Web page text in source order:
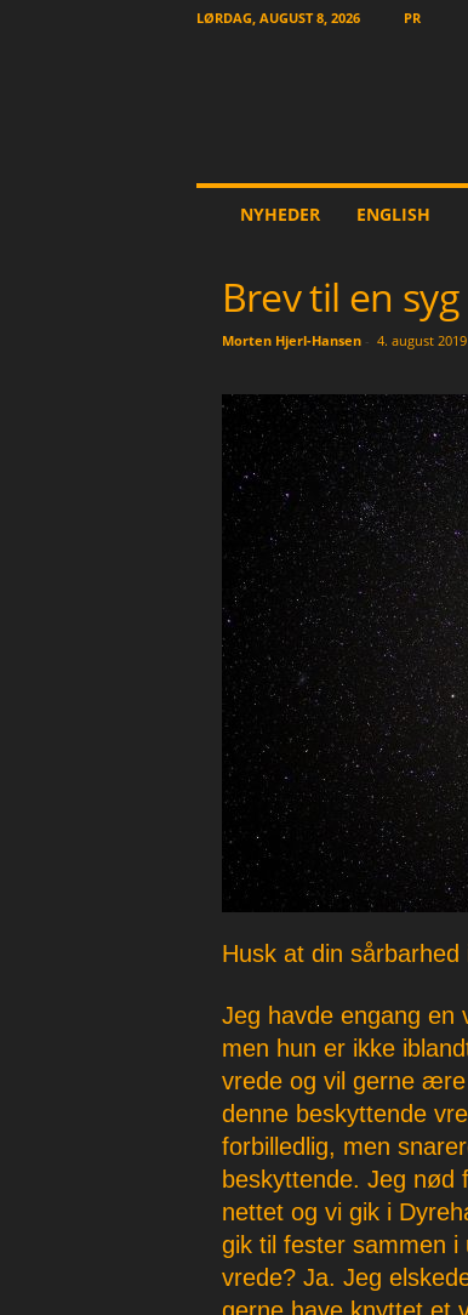
LØRDAG, AUGUST 8, 2026 PR
NYHEDER ENGLISH
Brev til en
Morten Hjerl-Hansen- 4. august 2019
Husk at din
Jeg havde engang en
men hun er ikke
vrede og vil gerne
denne beskyttende
forbilledlig, men
beskyttende. Jeg nød
nettet og vi gik i
gik til fester sammen i
vrede? Ja. Jeg